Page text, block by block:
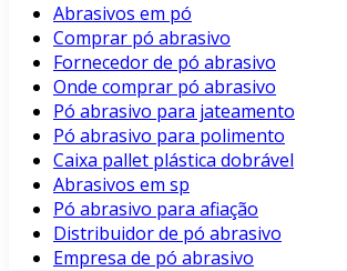
Abrasivos em pó
Comprar pó abrasivo
Fornecedor de pó abrasivo
Onde comprar pó abrasivo
Pó abrasivo para jateamento
Pó abrasivo para polimento
Caixa pallet plástica dobrável
Abrasivos em sp
Pó abrasivo para afiação
Distribuidor de pó abrasivo
Empresa de pó abrasivo